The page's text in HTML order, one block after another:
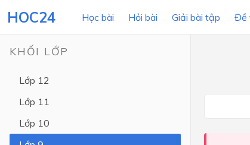
HOC24 Học bài Hỏi bài Giải bài tập Đề
Lớp 11
KHỐI LỚP
Lớp 12
Lớp 11
Lớp 10